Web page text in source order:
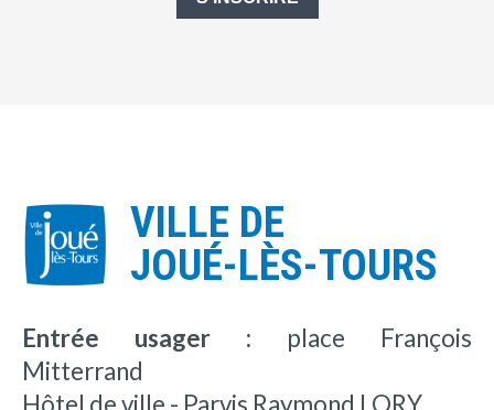
VILLE DE
JOUÉ-LÈS-TOURS
Entrée usager : place François
Mitterrand
Hôtel de ville - Parvis Raymond LORY